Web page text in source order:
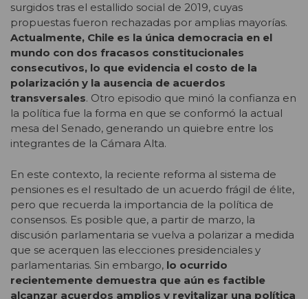
surgidos tras el estallido social de 2019, cuyas
propuestas fueron rechazadas por amplias mayorías.
Actualmente, Chile es la única democracia en el
mundo con dos fracasos constitucionales
consecutivos, lo que evidencia el costo de la
polarización y la ausencia de acuerdos
transversales. Otro episodio que minó la confianza en
la política fue la forma en que se conformó la actual
mesa del Senado, generando un quiebre entre los
integrantes de la Cámara Alta.
En este contexto, la reciente reforma al sistema de
pensiones es el resultado de un acuerdo frágil de élite,
pero que recuerda la importancia de la política de
consensos. Es posible que, a partir de marzo, la
discusión parlamentaria se vuelva a polarizar a medida
que se acerquen las elecciones presidenciales y
parlamentarias. Sin embargo, lo ocurrido
recientemente demuestra que aún es factible
alcanzar acuerdos amplios y revitalizar una política